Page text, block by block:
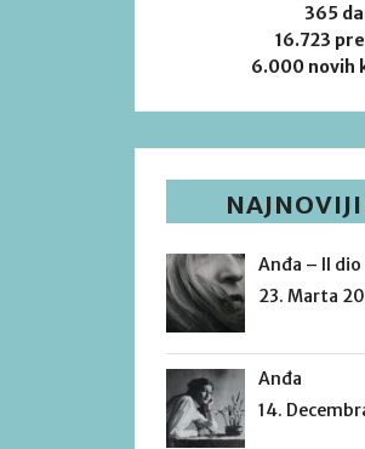
365
16.723
6.000 novih
Anđa – II dio
23. Marta
Anđa
14.